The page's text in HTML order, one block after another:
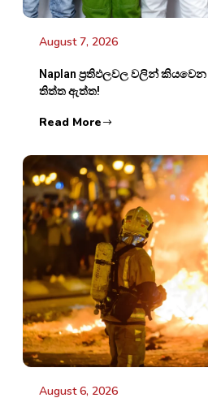
August 7, 2026
Naplan ප්‍රතිඵලවල වලින්
තිත්ත ඇත්ත!
Read More
August 6, 2026